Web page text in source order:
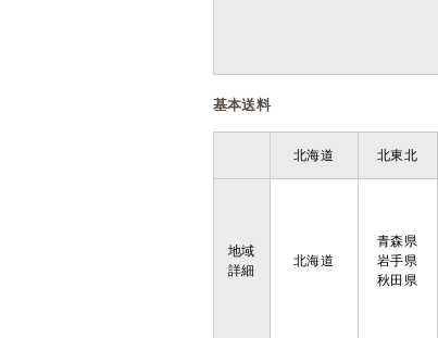
基本送料
北海道 北東北
地域
詳細
北海道
青森県
岩手県
秋田県